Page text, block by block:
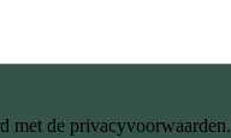
met de privacyvoorwaarden.